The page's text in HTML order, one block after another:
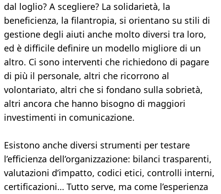
dal loglio? A scegliere? La solidarietà, la
beneficienza, la filantropia, si orientano su stili di
gestione degli aiuti anche molto diversi tra loro,
ed è difficile definire un modello migliore di un
altro. Ci sono interventi che richiedono di pagare
di più il personale, altri che ricorrono al
volontariato, altri che si fondano sulla sobrietà,
altri ancora che hanno bisogno di maggiori
investimenti in comunicazione.
Esistono anche diversi strumenti per testare
l’efficienza dell’organizzazione: bilanci trasparenti,
valutazioni d’impatto, codici etici, controlli interni,
certificazioni… Tutto serve, ma come l’esperienza